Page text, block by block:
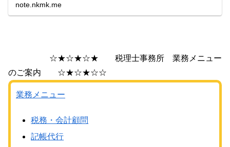
note.nkmk.me
☆★☆★☆★ 税理士事務所 業務メニュー
のご案内 ☆★☆★☆☆
業務メニュー
税務・会計顧問
記帳代行